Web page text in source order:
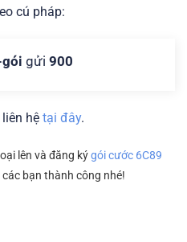
cú pháp:
gói gửi 900
hệ tại đây.
lên và đăng kýgói cước 6C89
bạn thành công nhé!